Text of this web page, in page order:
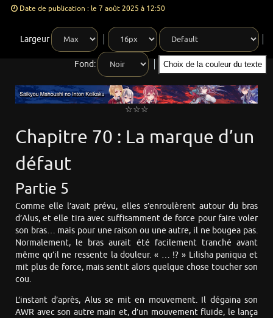
Date de publication : le 7 août 2025 à 12:50
Largeur
Fond: Choix de la couleur du texte
☆☆☆
Chapitre 70 : La marque d’un
défaut
Partie 5
Comme elle l’avait prévu, elles s’enroulèrent autour du bras
d’Alus, et elle tira avec suffisamment de force pour faire voler
son bras… mais pour une raison ou une autre, il ne bougea pas.
Normalement, le bras aurait été facilement tranché avant
même qu’il ne ressente la douleur. « … !? » Lilisha paniqua et
mit plus de force, mais sentit alors quelque chose toucher son
cou.
L’instant d’après, Alus se mit en mouvement. Il dégaina son
AWR avec son autre main et, d’un mouvement fluide, le lança